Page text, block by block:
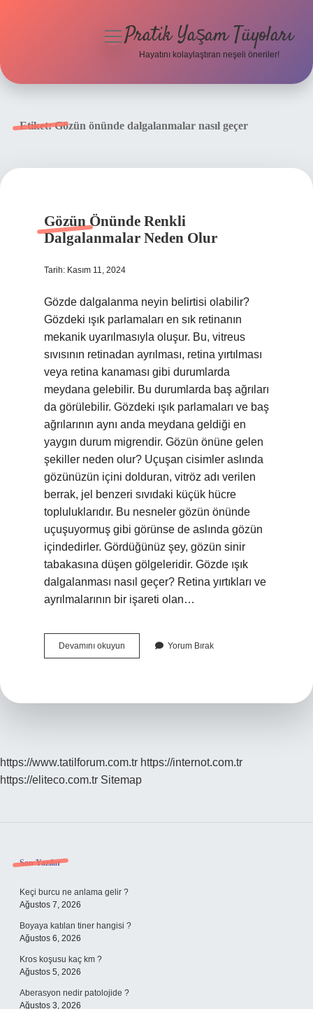
menüyü
Pratik Yaşam Tüyoları
Hayatını kolaylaştıran neşeli öneriler!
Etiket:Gözün önünde dalgalanmalar nasıl geçer
Gözün Önünde Renkli
Dalgalanmalar Neden Olur
Tarih: Kasım 11, 2024
Gözde dalgalanma neyin belirtisi olabilir?
Gözdeki ışık parlamaları en sık retinanın
mekanik uyarılmasıyla oluşur. Bu, vitreus
sıvısının retinadan ayrılması, retina yırtılması
veya retina kanaması gibi durumlarda
meydana gelebilir. Bu durumlarda baş ağrıları
da görülebilir. Gözdeki ışık parlamaları ve baş
ağrılarının aynı anda meydana geldiği en
yaygın durum migrendir. Gözün önüne gelen
şekiller neden olur? Uçuşan cisimler aslında
gözünüzün içini dolduran, vitröz adı verilen
berrak, jel benzeri sıvıdaki küçük hücre
topluluklarıdır. Bu nesneler gözün önünde
uçuşuyormuş gibi görünse de aslında gözün
içindedirler. Gördüğünüz şey, gözün sinir
tabakasına düşen gölgeleridir. Gözde ışık
dalgalanması nasıl geçer? Retina yırtıkları ve
ayrılmalarının bir işareti olan…
Devamını okuyun
Önünde
Yorum Bırak
https://www.tatilforum.com.tr https://internot.com.tr
https://eliteco.com.tr Sitemap
Sidebar
Son Yazılar
Keçi burcu ne anlama gelir ?
Ağustos 7, 2026
Boyaya katılan tiner hangisi ?
Ağustos 6, 2026
Kros koşusu kaç km ?
Ağustos 5, 2026
Aberasyon nedir patolojide ?
Ağustos 3, 2026